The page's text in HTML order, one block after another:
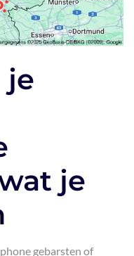
je
je
gebarsten of